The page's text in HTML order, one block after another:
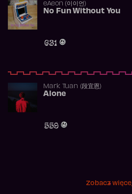
​eAeon (이이언)
No Fun Without You
631
Mark Tuan (段宜恩)
Alone
559
Zobacz więcej